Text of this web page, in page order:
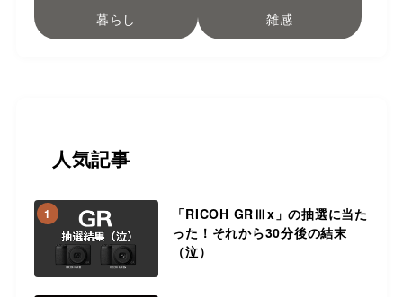
暮らし 雑感
人気記事
1
「RICOH GRⅢx」の抽選に当た
った！それから30分後の結末
（泣）